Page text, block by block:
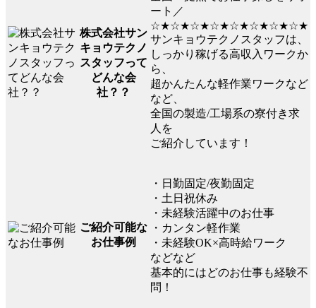
株式会社サン
キョウテクノ
スタッフって
どんな会
社？？
ート／
☆★☆★☆★☆★☆★☆★☆★☆★
サンキョウテクノスタッフは、
しっかり稼げる高収入ワークか
ら、
超かんたんな軽作業ワークなど
など、
全国の製造/工場系の寮付き求
人を
ご紹介しています！
ご紹介可能な
お仕事例
・日勤固定/夜勤固定
・土日祝休み
・未経験活躍中のお仕事
・カンタン軽作業
・未経験OK×高時給ワーク
などなど
基本的にはどのお仕事も経験不
問！